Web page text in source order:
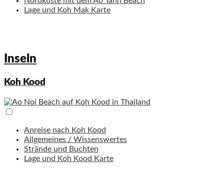
Lage und Koh Mak Karte
Inseln
Koh Kood
Anreise nach Koh Kood
Allgemeines / Wissenswertes
Strände und Buchten
Lage und Koh Kood Karte